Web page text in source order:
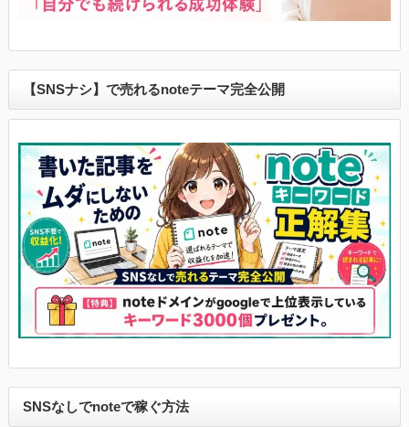
【SNSナシ】で売れるnoteテーマ完全公開
SNSなしでnoteで稼ぐ方法